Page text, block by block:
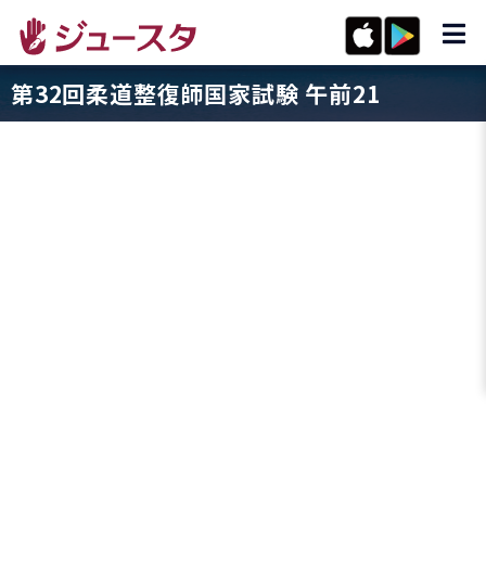
第32回柔道整復師国家試験 午前21